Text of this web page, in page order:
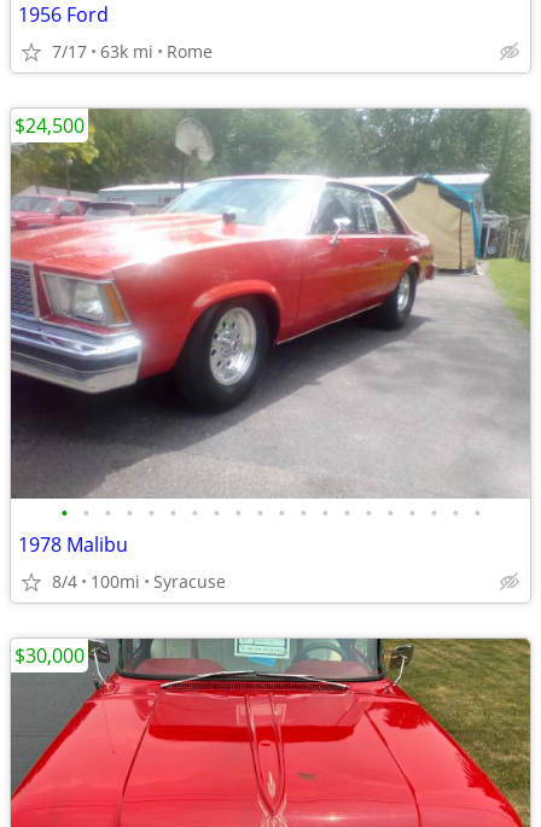
1956 Ford
7/17 63k mi Rome
• • • • • • • • • • • • • • • • • • • •
1978 Malibu
8/4 100mi Syracuse
$24,500
$30,000